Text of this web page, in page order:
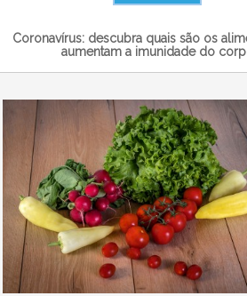
Coronavírus: descubra quais são os
aumentam a imunidade do